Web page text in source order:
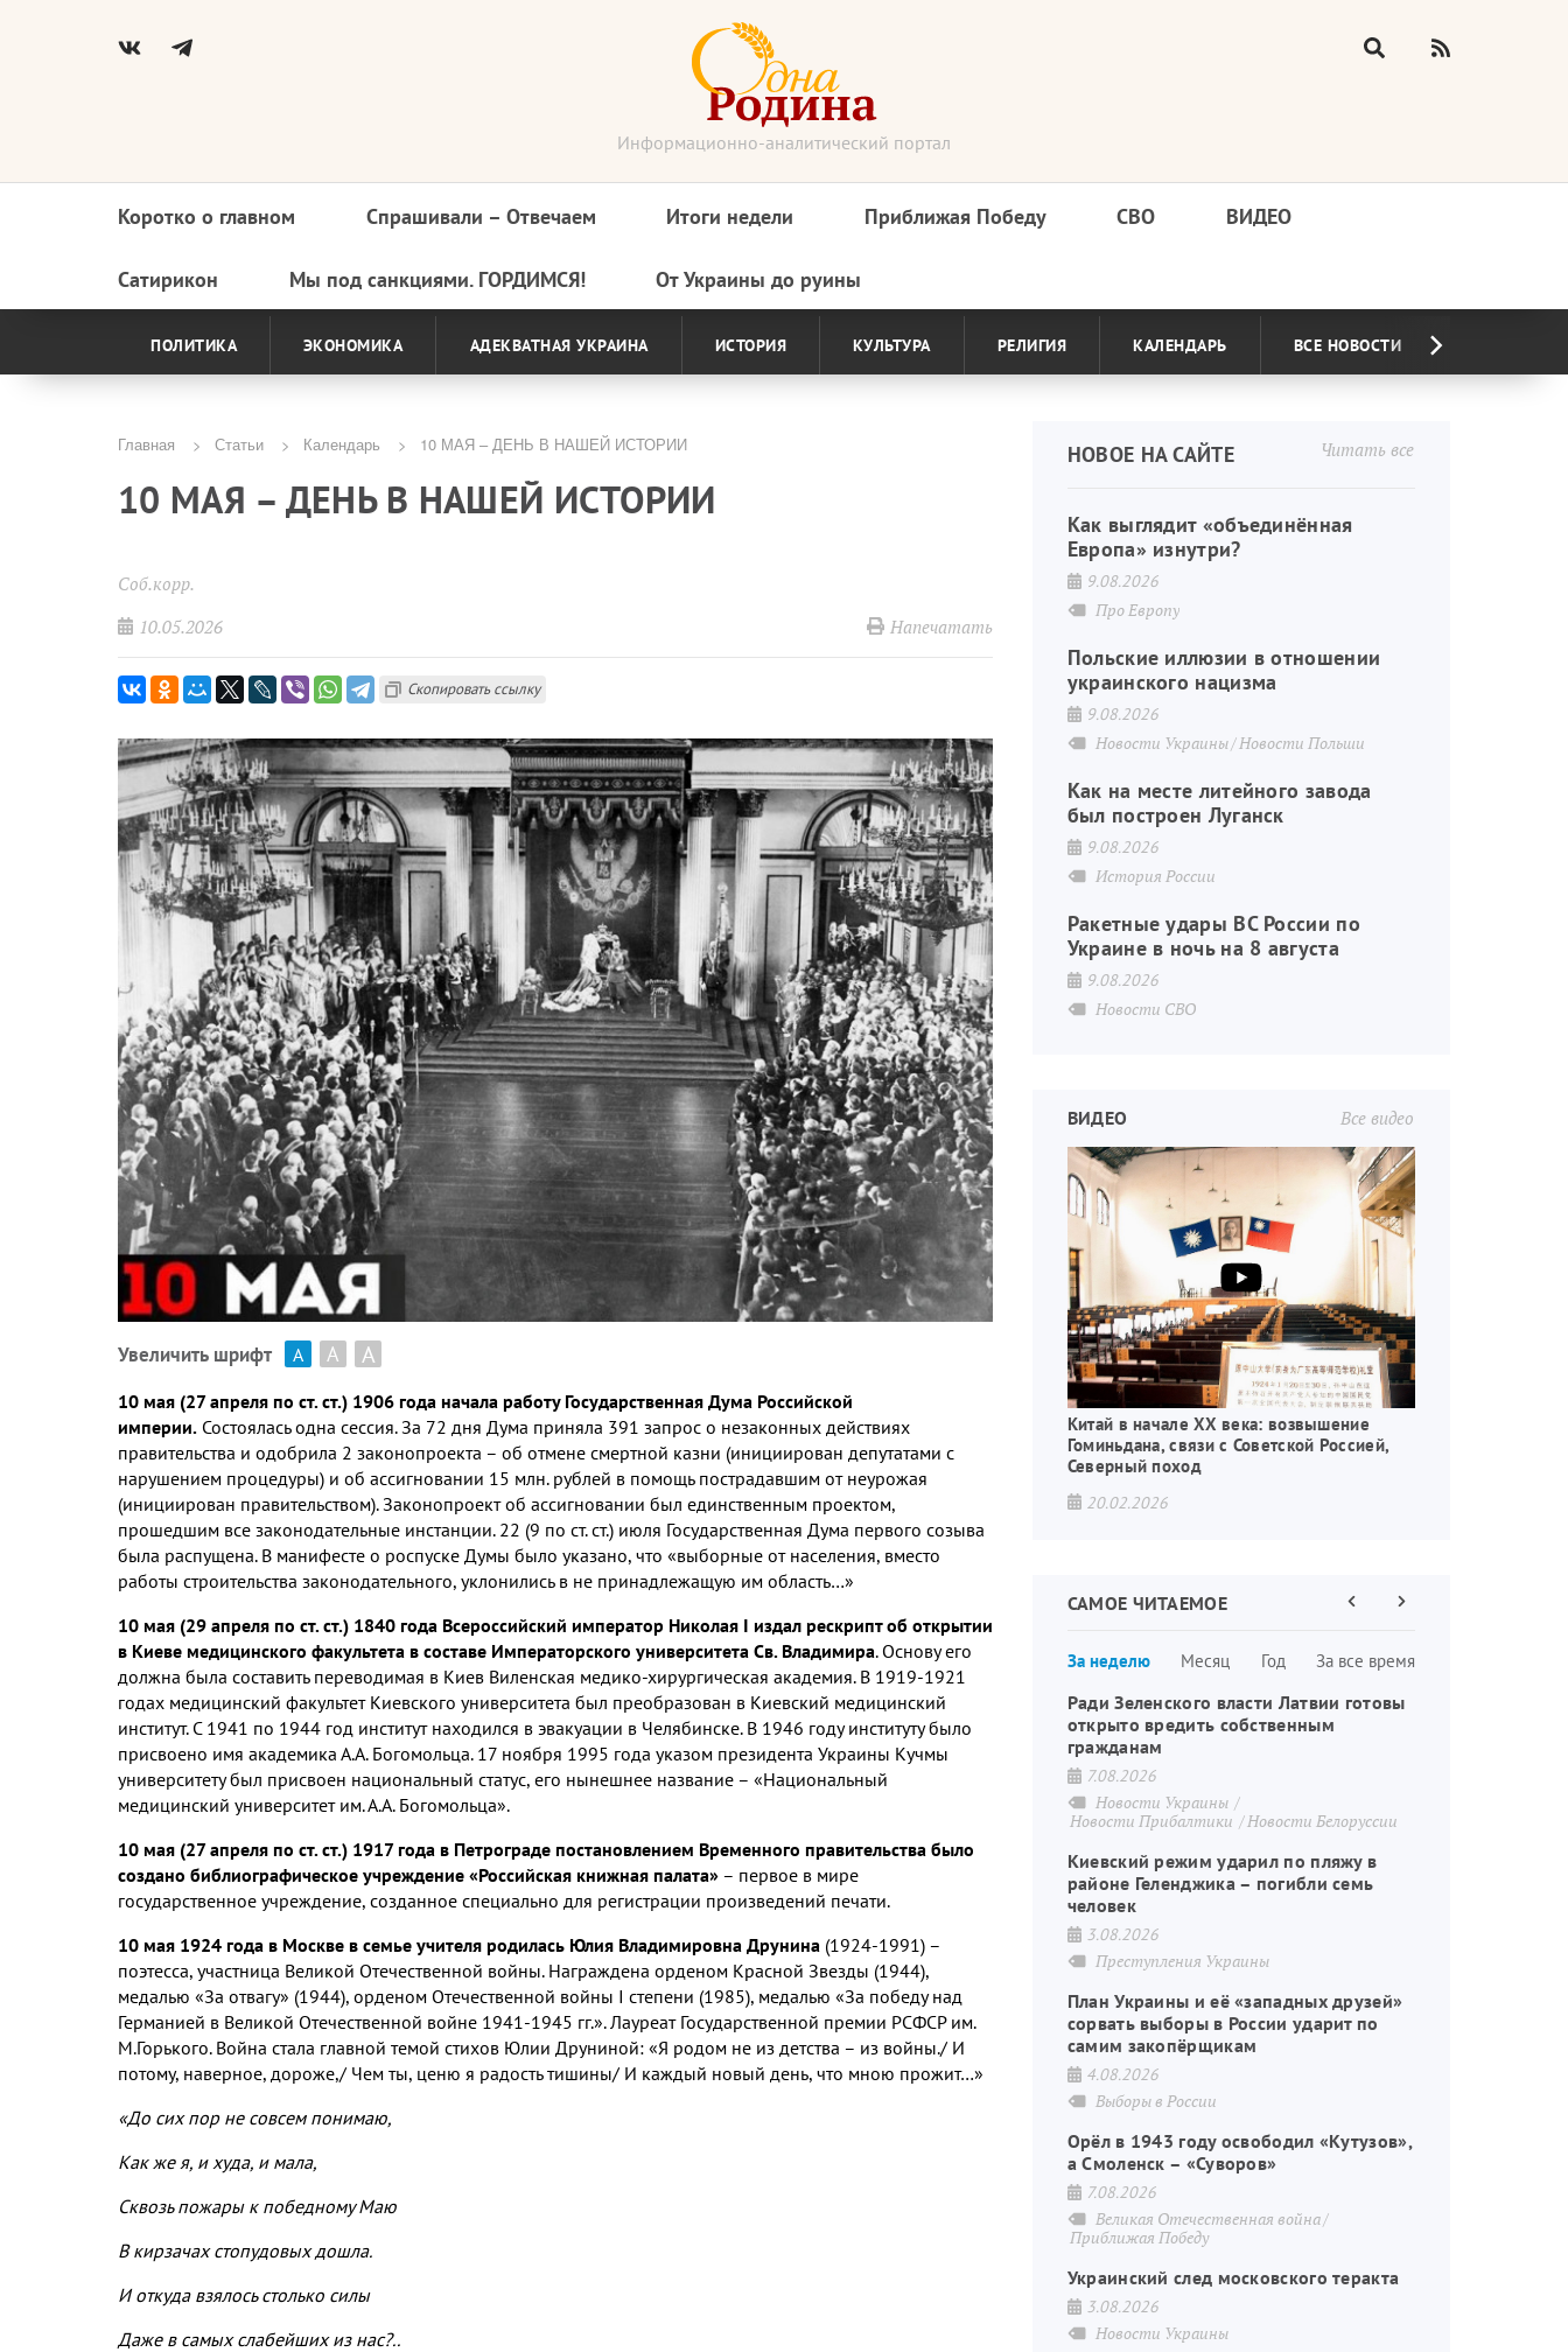
Информационно-аналитический портал
Основная
навигация
Коротко о главном Спрашивали – Отвечаем Итоги недели Приближая Победу СВО ВИДЕО
Сатирикон Мы под санкциями. ГОРДИМСЯ! От Украины до руины
ПОЛИТИКА ЭКОНОМИКА АДЕКВАТНАЯ УКРАИНА ИСТОРИЯ КУЛЬТУРА РЕЛИГИЯ КАЛЕНДАРЬ ВСЕ НОВОСТИ
Строка
навигации
Главная Статьи Календарь 10 МАЯ – ДЕНЬ В НАШЕЙ ИСТОРИИ
10 МАЯ – ДЕНЬ В НАШЕЙ ИСТОРИИ
Соб.корр.
10.05.2026
Напечатать
Скопировать ссылку
Увеличить шрифт А А А
10 мая (27 апреля по ст. ст.) 1906 года начала работу Государственная Дума Российской
империи. Состоялась одна сессия. За 72 дня Дума приняла 391 запрос о незаконных действиях
правительства и одобрила 2 законопроекта – об отмене смертной казни (инициирован депутатами с
нарушением процедуры) и об ассигновании 15 млн. рублей в помощь пострадавшим от неурожая
(инициирован правительством). Законопроект об ассигновании был единственным проектом,
прошедшим все законодательные инстанции. 22 (9 по ст. ст.) июля Государственная Дума первого созыва
была распущена. В манифесте о роспуске Думы было указано, что «выборные от населения, вместо
работы строительства законодательного, уклонились в не принадлежащую им область…»
10 мая (29 апреля по ст. ст.) 1840 года Всероссийский император Николая I издал рескрипт об открытии
в Киеве медицинского факультета в составе Императорского университета Св. Владимира. Основу его
должна была составить переводимая в Киев Виленская медико-хирургическая академия. В 1919-1921
годах медицинский факультет Киевского университета был преобразован в Киевский медицинский
институт. C 1941 по 1944 год институт находился в эвакуации в Челябинске. В 1946 году институту было
присвоено имя академика А.А. Богомольца. 17 ноября 1995 года указом президента Украины Кучмы
университету был присвоен национальный статус, его нынешнее название – «Национальный
медицинский университет им. А.А. Богомольца».
10 мая (27 апреля по ст. ст.) 1917 года в Петрограде постановлением Временного правительства было
создано библиографическое учреждение «Российская книжная палата» – первое в мире
государственное учреждение, созданное специально для регистрации произведений печати.
10 мая 1924 года в Москве в семье учителя родилась Юлия Владимировна Друнина (1924-1991) –
поэтесса, участница Великой Отечественной войны. Награждена орденом Красной Звезды (1944),
медалью «За отвагу» (1944), орденом Отечественной войны I степени (1985), медалью «За победу над
Германией в Великой Отечественной войне 1941-1945 гг.». Лауреат Государственной премии РСФСР им.
М.Горького. Война стала главной темой стихов Юлии Друниной: «Я родом не из детства – из войны./ И
потому, наверное, дороже,/ Чем ты, ценю я радость тишины/ И каждый новый день, что мною прожит…»
«До сих пор не совсем понимаю,
Как же я, и худа, и мала,
Сквозь пожары к победному Маю
В кирзачах стопудовых дошла.
И откуда взялось столько силы
Даже в самых слабейших из нас?..
Читать все
НОВОЕ НА САЙТЕ
Как выглядит «объединённая
Европа» изнутри?
9.08.2026
Про Европу
Польские иллюзии в отношении
украинского нацизма
9.08.2026
Новости Украины Новости Польши
Как на месте литейного завода
был построен Луганск
9.08.2026
История России
Ракетные удары ВС России по
Украине в ночь на 8 августа
9.08.2026
Новости СВО
Все видео
ВИДЕО
Китай в начале XX века: возвышение
Гоминьдана, связи с Советской Россией,
Северный поход
20.02.2026
САМОЕ ЧИТАЕМОЕ
За неделю Месяц Год За все время
страниц
ПредыдущаяСледующая
Ради Зеленского власти Латвии готовы
открыто вредить собственным
гражданам
7.08.2026
Новости Украины
Новости Прибалтики
Новости Белоруссии
Киевский режим ударил по пляжу в
районе Геленджика – погибли семь
человек
3.08.2026
Преступления Украины
План Украины и её «западных друзей»
сорвать выборы в России ударит по
самим закопёрщикам
4.08.2026
Выборы в России
Орёл в 1943 году освободил «Кутузов»,
а Смоленск – «Суворов»
7.08.2026
Великая Отечественная война
Приближая Победу
Украинский след московского теракта
3.08.2026
Новости Украины